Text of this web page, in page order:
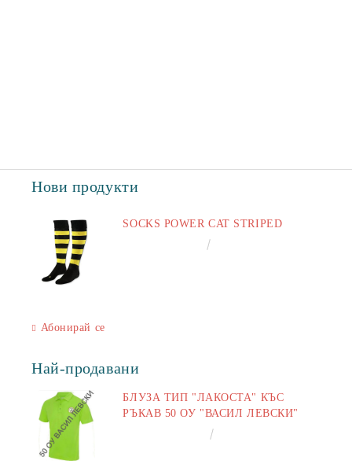
Нови продукти
SOCKS POWER CAT STRIPED
Абонирай се
Най-продавани
БЛУЗА ТИП "ЛАКОСТА" КЪС
РЪКАВ 50 ОУ "ВАСИЛ ЛЕВСКИ"